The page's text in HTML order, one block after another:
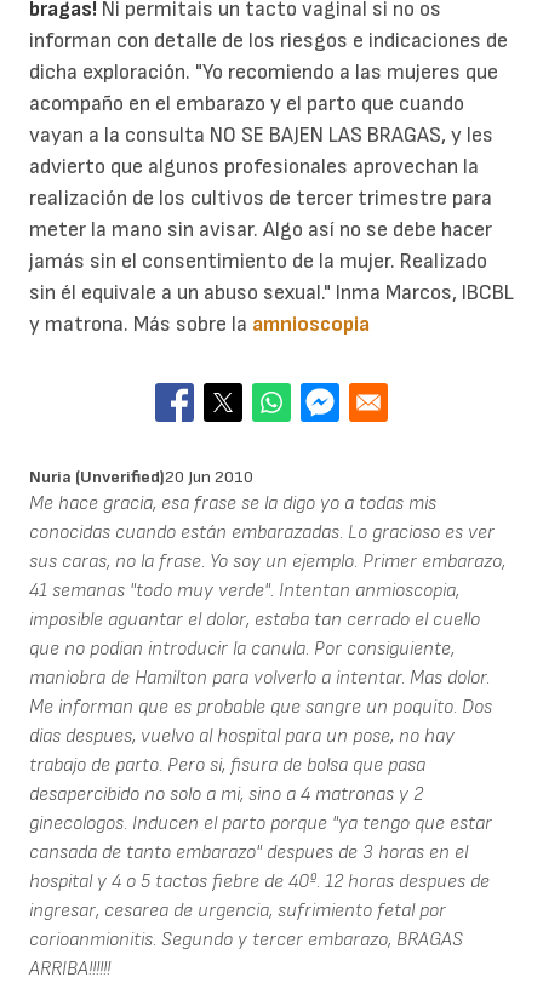
bragas! Ni permitais un tacto vaginal si no os
informan con detalle de los riesgos e indicaciones de
dicha exploración. "Yo recomiendo a las mujeres que
acompaño en el embarazo y el parto que cuando
vayan a la consulta NO SE BAJEN LAS BRAGAS, y les
advierto que algunos profesionales aprovechan la
realización de los cultivos de tercer trimestre para
meter la mano sin avisar. Algo así no se debe hacer
jamás sin el consentimiento de la mujer. Realizado
sin él equivale a un abuso sexual." Inma Marcos, IBCBL
y matrona. Más sobre la amnioscopia
Nuria (unverified)20 Jun 2010
Me hace gracia, esa frase se la digo yo a todas mis
conocidas cuando están embarazadas. Lo gracioso es ver
sus caras, no la frase. Yo soy un ejemplo. Primer embarazo,
41 semanas "todo muy verde". Intentan anmioscopia,
imposible aguantar el dolor, estaba tan cerrado el cuello
que no podian introducir la canula. Por consiguiente,
maniobra de Hamilton para volverlo a intentar. Mas dolor.
Me informan que es probable que sangre un poquito. Dos
dias despues, vuelvo al hospital para un pose, no hay
trabajo de parto. Pero si, fisura de bolsa que pasa
desapercibido no solo a mi, sino a 4 matronas y 2
ginecologos. Inducen el parto porque "ya tengo que estar
cansada de tanto embarazo" despues de 3 horas en el
hospital y 4 o 5 tactos fiebre de 40º. 12 horas despues de
ingresar, cesarea de urgencia, sufrimiento fetal por
corioanmionitis. Segundo y tercer embarazo, BRAGAS
ARRIBA!!!!!!